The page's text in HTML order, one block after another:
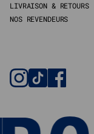
LIVRAISON & RETOURS
NOS REVENDEURS